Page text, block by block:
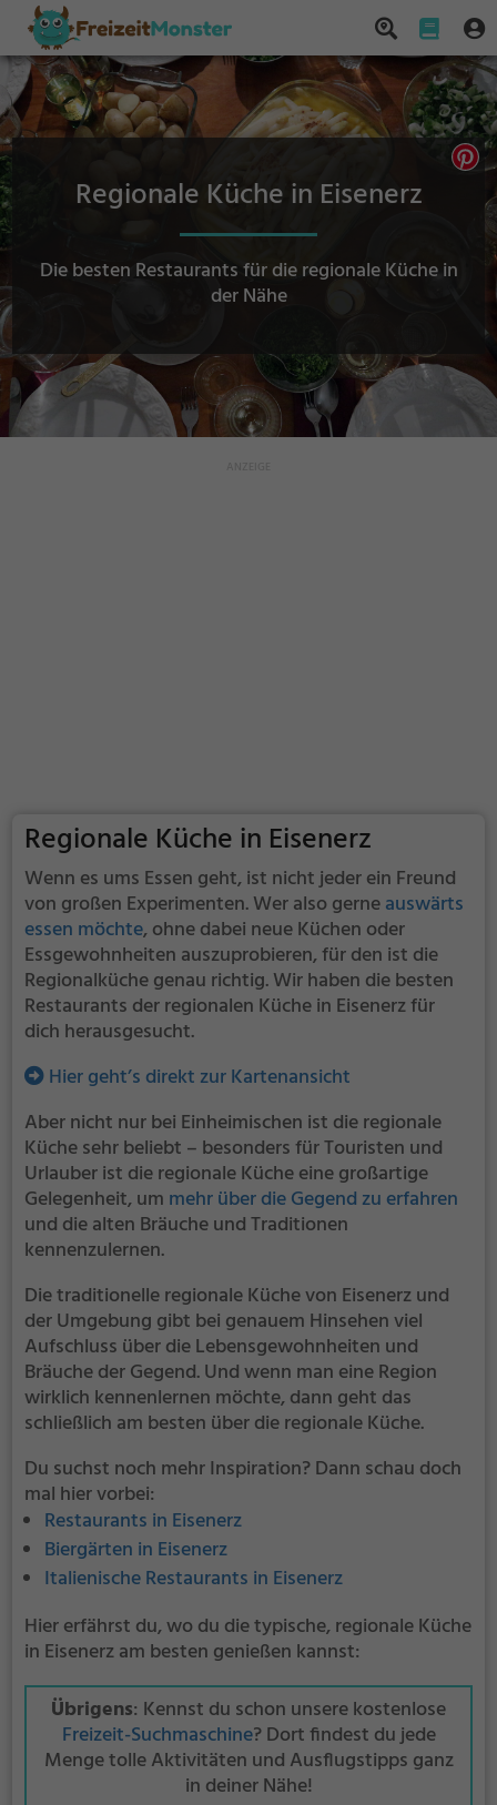
Regionale Küche in Eisenerz
Die besten Restaurants für die regionale Küche in
der Nähe
Regionale Küche in Eisenerz
Wenn es ums Essen geht, ist nicht jeder ein Freund
von großen Experimenten. Wer also gerneauswärts
essen möchte, ohne dabei neue Küchen oder
Essgewohnheiten auszuprobieren, für den ist die
Regionalküche genau richtig. Wir haben die besten
Restaurants der regionalen Küche in Eisenerz für
dich herausgesucht.
Hier geht’s direkt zur Kartenansicht
Aber nicht nur bei Einheimischen ist die regionale
Küche sehr beliebt – besonders für Touristen und
Urlauber ist die regionale Küche eine großartige
Gelegenheit, um mehr über die Gegend zu erfahren
und die alten Bräuche und Traditionen
kennenzulernen.
Die traditionelle regionale Küche von Eisenerz und
der Umgebung gibt bei genauem Hinsehen viel
Aufschluss über die Lebensgewohnheiten und
Bräuche der Gegend. Und wenn man eine Region
wirklich kennenlernen möchte, dann geht das
schließlich am besten über die regionale Küche.
Du suchst noch mehr Inspiration? Dann schau doch
mal hier vorbei:
Restaurants in Eisenerz
Biergärten in Eisenerz
Italienische Restaurants in Eisenerz
Hier erfährst du, wo du die typische, regionale Küche
in Eisenerz am besten genießen kannst:
Übrigens: Kennst du schon unsere kostenlose
Freizeit-Suchmaschine? Dort findest du jede
Menge tolle Aktivitäten und Ausflugstipps ganz
in deiner Nähe!